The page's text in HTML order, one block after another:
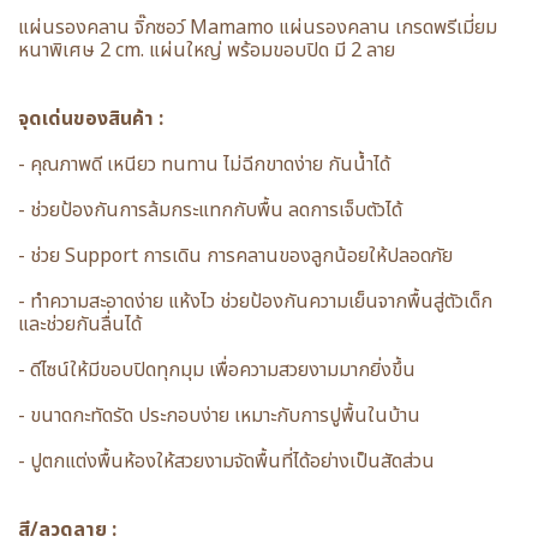
แผ่นรองคลาน จิ๊กซอว์ Mamamo แผ่นรองคลาน เกรดพรีเมี่ยม
หนาพิเศษ 2 cm. แผ่นใหญ่ พร้อมขอบปิด มี 2 ลาย
จุดเด่นของสินค้า :
- คุณภาพดี เหนียว ทนทาน ไม่ฉีกขาดง่าย กันน้ำได้
- ช่วยป้องกันการล้มกระแทกกับพื้น ลดการเจ็บตัวได้
- ช่วย Support การเดิน การคลานของลูกน้อยให้ปลอดภัย
- ทำความสะอาดง่าย แห้งไว ช่วยป้องกันความเย็นจากพื้นสู่ตัวเด็ก
และช่วยกันลื่นได้
- ดีไซน์ให้มีขอบปิดทุกมุม เพื่อความสวยงามมากยิ่งขึ้น
- ขนาดกะทัดรัด ประกอบง่าย เหมาะกับการปูพื้นในบ้าน
- ปูตกแต่งพื้นห้องให้สวยงามจัดพื้นที่ได้อย่างเป็นสัดส่วน
สี/ลวดลาย :